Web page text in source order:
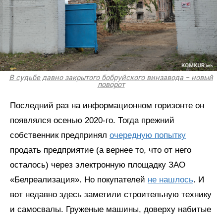
В судьбе давно закрытого бобруйского винзавода – новый
поворот
Последний раз на информационном горизонте он
появлялся осенью 2020-го. Тогда прежний
собственник предпринял очередную попытку
продать предприятие (а вернее то, что от него
осталось) через электронную площадку ЗАО
«Белреализация». Но покупателей не нашлось. И
вот недавно здесь заметили строительную технику
и самосвалы. Груженые машины, доверху набитые